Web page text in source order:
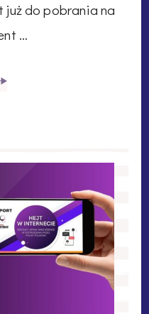
już do pobrania na
…